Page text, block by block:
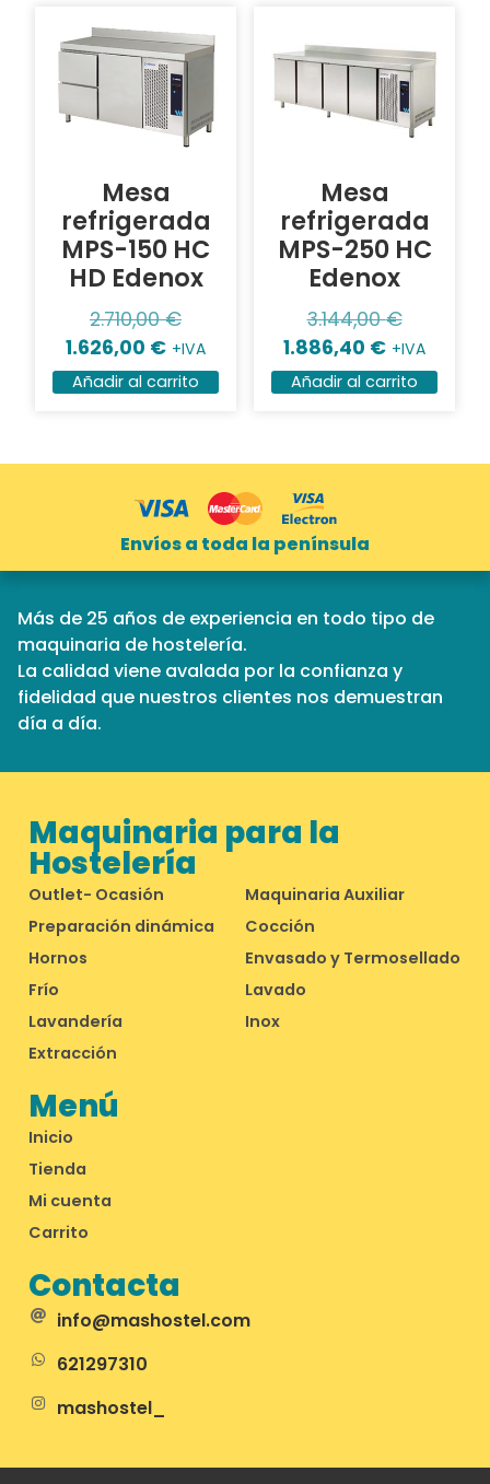
Mesa
refrigerada
MPS-150 HC
HD Edenox
2.710,00€
1.626,00 € +IVA
Añadir al carrito
Mesa
refrigerada
MPS-250 HC
Edenox
3.144,00€
1.886,40 € +IVA
Añadir al carrito
Envíos a toda la península
Más de 25 años de experiencia en todo tipo de
maquinaria de hostelería.
La calidad viene avalada por la confianza y
fidelidad que nuestros clientes nos demuestran
día a día.
Menú
Inicio
Tienda
Mi cuenta
Carrito
Maquinaria para la
Hostelería
Outlet- Ocasión
Maquinaria Auxiliar
Preparación dinámica
Cocción
Hornos
Envasado y Termosellado
Frío
Lavado
Lavandería
Inox
Extracción
Contacta
info@mashostel.com
621297310
mashostel_